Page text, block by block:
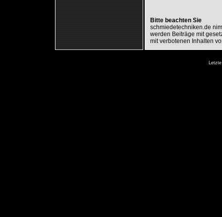
Bitte beachten Sie
schmiedetechniken.de
werden Beiträge mit
mit verbotenen Inhalten